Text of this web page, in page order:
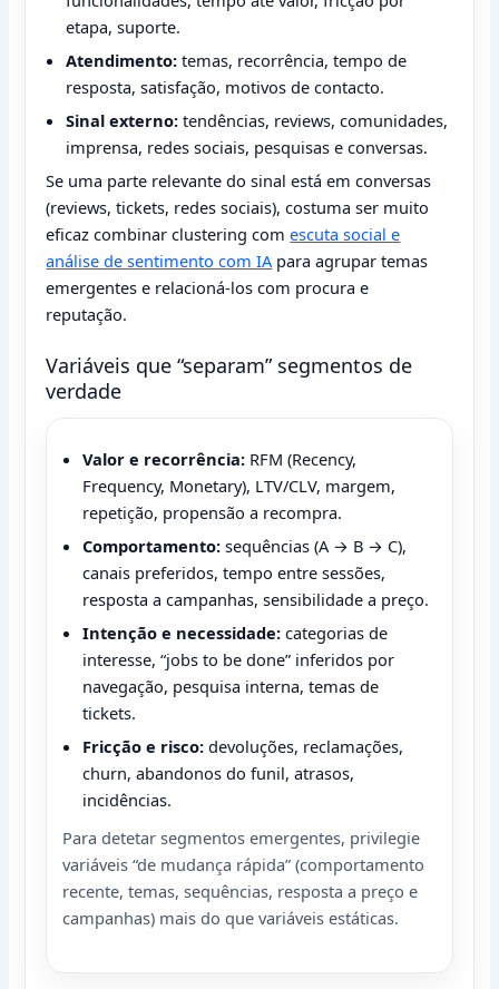
etapa, suporte.
Atendimento: temas, recorrência, tempo de
resposta, satisfação, motivos de contacto.
Sinal externo: tendências, reviews, comunidades,
imprensa, redes sociais, pesquisas e conversas.
Se uma parte relevante do sinal está em conversas
(reviews, tickets, redes sociais), costuma ser muito
eficaz combinar clustering comescuta social e
análise de sentimento com IA para agrupar temas
emergentes e relacioná-los com procura e
reputação.
Variáveis que “separam” segmentos de
verdade
Valor e recorrência: RFM (Recency,
Frequency, Monetary), LTV/CLV, margem,
repetição, propensão a recompra.
Comportamento: sequências (A → B → C),
canais preferidos, tempo entre sessões,
resposta a campanhas, sensibilidade a preço.
Intenção e necessidade: categorias de
interesse, “jobs to be done” inferidos por
navegação, pesquisa interna, temas de
tickets.
Fricção e risco: devoluções, reclamações,
churn, abandonos do funil, atrasos,
incidências.
Para detetar segmentos emergentes, privilegie
variáveis “de mudança rápida” (comportamento
recente, temas, sequências, resposta a preço e
campanhas) mais do que variáveis estáticas.